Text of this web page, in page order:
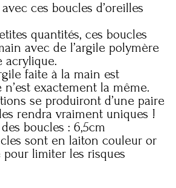
ces boucles d’oreilles
quantités, ces boucles
avec de l’argile polymère
acrylique.
faite à la main est
n’est exactement la même.
se produiront d’une paire
rendra vraiment uniques !
boucles : 6,5cm
sont en laiton couleur or
limiter les risques